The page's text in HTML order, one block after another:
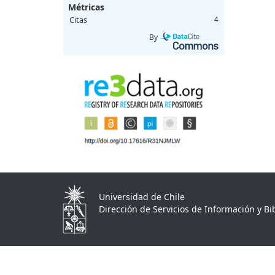
Métricas
Citas 4
By
Universidad de Chile
Dirección de Servicios de Información y